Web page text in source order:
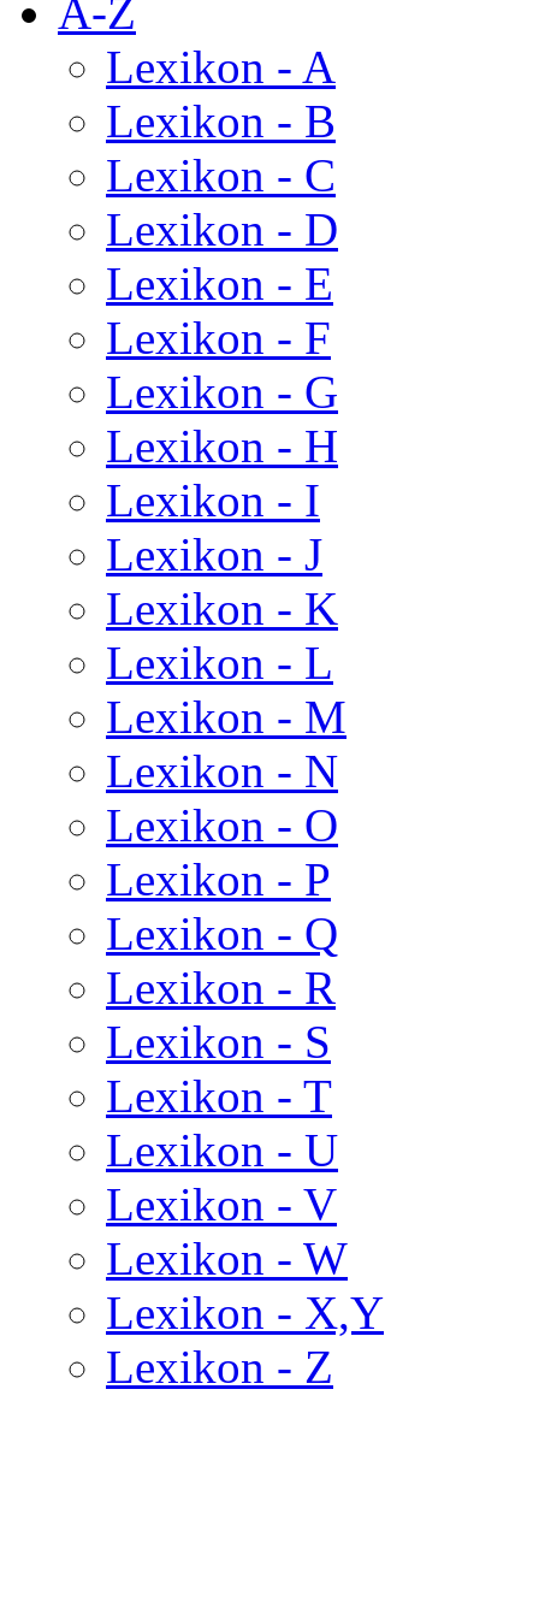
A-Z
Lexikon - A
Lexikon - B
Lexikon - C
Lexikon - D
Lexikon - E
Lexikon - F
Lexikon - G
Lexikon - H
Lexikon - I
Lexikon - J
Lexikon - K
Lexikon - L
Lexikon - M
Lexikon - N
Lexikon - O
Lexikon - P
Lexikon - Q
Lexikon - R
Lexikon - S
Lexikon - T
Lexikon - U
Lexikon - V
Lexikon - W
Lexikon - X,Y
Lexikon - Z